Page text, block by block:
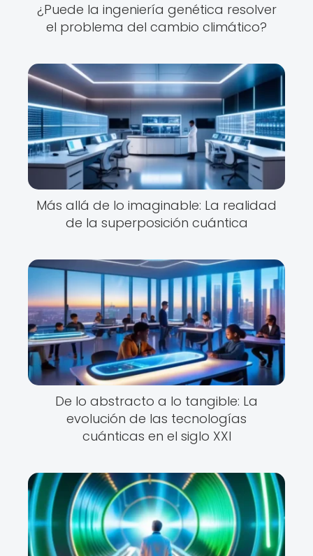
¿Puede la ingeniería genética resolver
el problema del cambio climático?
Más allá de lo imaginable: La realidad
de la superposición cuántica
De lo abstracto a lo tangible: La
evolución de las tecnologías
cuánticas en el siglo XXI